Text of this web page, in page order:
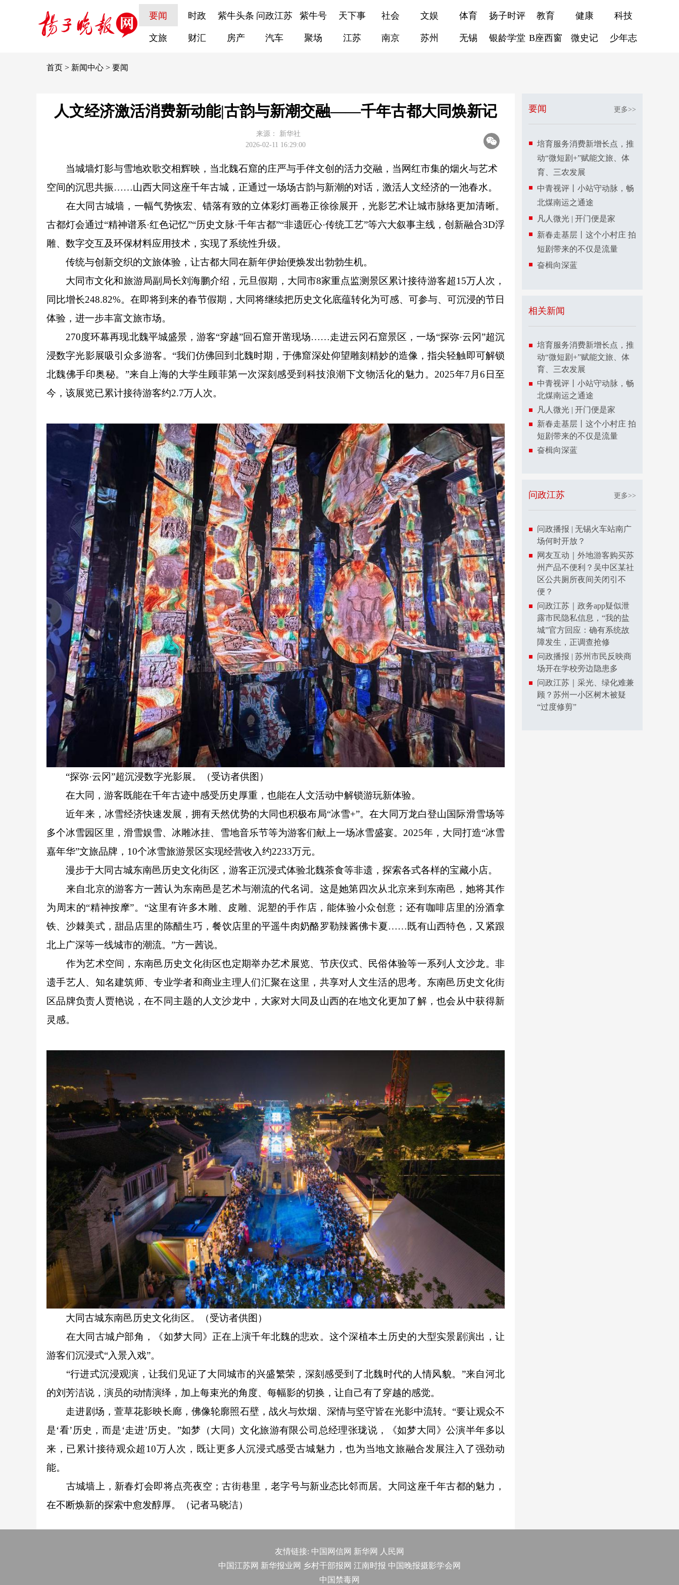
要闻 时政 紫牛头条 问政江苏 紫牛号 天下事 社会 文娱 体育 扬子时评 教育 健康 科技
文旅 财汇 房产 汽车 聚场 江苏 南京 苏州 无锡 银龄学堂 B座西窗 微史记 少年志
首页 > 新闻中心 > 要闻
人文经济激活消费新动能|古韵与新潮交融——千年古都大同焕新记
来源：
新华社
2026-02-11 16:29:00
当城墙灯影与雪地欢歌交相辉映，当北魏石窟的庄严与手伴文创的活力交融，当网红市集的烟火与艺术
空间的沉思共振……山西大同这座千年古城，正通过一场场古韵与新潮的对话，激活人文经济的一池春水。
在大同古城墙，一幅气势恢宏、错落有致的立体彩灯画卷正徐徐展开，光影艺术让城市脉络更加清晰。
古都灯会通过“精神谱系·红色记忆”“历史文脉·千年古都”“非遗匠心·传统工艺”等六大叙事主线，创新融合3D浮
雕、数字交互及环保材料应用技术，实现了系统性升级。
传统与创新交织的文旅体验，让古都大同在新年伊始便焕发出勃勃生机。
大同市文化和旅游局副局长刘海鹏介绍，元旦假期，大同市8家重点监测景区累计接待游客超15万人次，
同比增长248.82%。在即将到来的春节假期，大同将继续把历史文化底蕴转化为可感、可参与、可沉浸的节日
体验，进一步丰富文旅市场。
270度环幕再现北魏平城盛景，游客“穿越”回石窟开凿现场……走进云冈石窟景区，一场“探弥·云冈”超沉
浸数字光影展吸引众多游客。“我们仿佛回到北魏时期，于佛窟深处仰望雕刻精妙的造像，指尖轻触即可解锁
北魏佛手印奥秘。”来自上海的大学生顾菲第一次深刻感受到科技浪潮下文物活化的魅力。2025年7月6日至
今，该展览已累计接待游客约2.7万人次。
“探弥·云冈”超沉浸数字光影展。（受访者供图）
在大同，游客既能在千年古迹中感受历史厚重，也能在人文活动中解锁游玩新体验。
近年来，冰雪经济快速发展，拥有天然优势的大同也积极布局“冰雪+”。在大同万龙白登山国际滑雪场等
多个冰雪园区里，滑雪娱雪、冰雕冰挂、雪地音乐节等为游客们献上一场冰雪盛宴。2025年，大同打造“冰雪
嘉年华”文旅品牌，10个冰雪旅游景区实现经营收入约2233万元。
漫步于大同古城东南邑历史文化街区，游客正沉浸式体验北魏茶食等非遗，探索各式各样的宝藏小店。
来自北京的游客方一茜认为东南邑是艺术与潮流的代名词。这是她第四次从北京来到东南邑，她将其作
为周末的“精神按摩”。“这里有许多木雕、皮雕、泥塑的手作店，能体验小众创意；还有咖啡店里的汾酒拿
铁、沙棘美式，甜品店里的陈醋生巧，餐饮店里的平遥牛肉奶酪罗勒辣酱佛卡夏……既有山西特色，又紧跟
北上广深等一线城市的潮流。”方一茜说。
作为艺术空间，东南邑历史文化街区也定期举办艺术展览、节庆仪式、民俗体验等一系列人文沙龙。非
遗手艺人、知名建筑师、专业学者和商业主理人们汇聚在这里，共享对人文生活的思考。东南邑历史文化街
区品牌负责人贾艳说，在不同主题的人文沙龙中，大家对大同及山西的在地文化更加了解，也会从中获得新
灵感。
大同古城东南邑历史文化街区。（受访者供图）
在大同古城户部角，《如梦大同》正在上演千年北魏的悲欢。这个深植本土历史的大型实景剧演出，让
游客们沉浸式“入景入戏”。
“行进式沉浸观演，让我们见证了大同城市的兴盛繁荣，深刻感受到了北魏时代的人情风貌。”来自河北
的刘芳洁说，演员的动情演绎，加上每束光的角度、每幅影的切换，让自己有了穿越的感觉。
走进剧场，萱草花影映长廊，佛像轮廓照石壁，战火与炊烟、深情与坚守皆在光影中流转。“要让观众不
是‘看’历史，而是‘走进’历史。”如梦（大同）文化旅游有限公司总经理张珑说，《如梦大同》公演半年多以
来，已累计接待观众超10万人次，既让更多人沉浸式感受古城魅力，也为当地文旅融合发展注入了强劲动
能。
古城墙上，新春灯会即将点亮夜空；古街巷里，老字号与新业态比邻而居。大同这座千年古都的魅力，
在不断焕新的探索中愈发醇厚。（记者马晓洁）
要闻 更多>>
培育服务消费新增长点，推
动“微短剧+”赋能文旅、体
育、三农发展
中青视评丨小站守动脉，畅
北煤南运之通途
凡人微光 | 开门便是家
新春走基层丨这个小村庄 拍
短剧带来的不仅是流量
奋楫向深蓝
相关新闻
培育服务消费新增长点，推
动“微短剧+”赋能文旅、体
育、三农发展
中青视评丨小站守动脉，畅
北煤南运之通途
凡人微光 | 开门便是家
新春走基层丨这个小村庄 拍
短剧带来的不仅是流量
奋楫向深蓝
问政江苏 更多>>
问政播报 | 无锡火车站南广
场何时开放？
网友互动｜外地游客购买苏
州产品不便利？吴中区某社
区公共厕所夜间关闭引不
便？
问政江苏｜政务app疑似泄
露市民隐私信息，“我的盐
城”官方回应：确有系统故
障发生，正调查抢修
问政播报 | 苏州市民反映商
场开在学校旁边隐患多
问政江苏｜采光、绿化难兼
顾？苏州一小区树木被疑
“过度修剪”
友情链接: 中国网信网 新华网
人民网
中国江苏网 新华报业网 乡村干部报网 江南时报 中国晚报摄影学会网
中国禁毒网